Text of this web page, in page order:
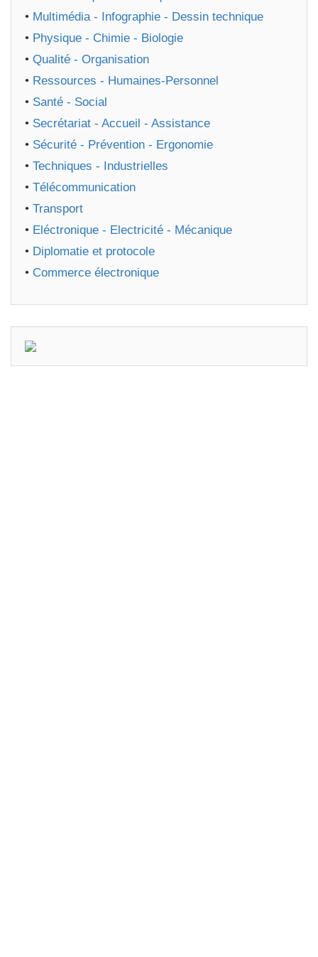
• Multimédia - Infographie - Dessin technique
• Physique - Chimie - Biologie
• Qualité - Organisation
• Ressources - Humaines-Personnel
• Santé - Social
• Secrétariat - Accueil - Assistance
• Sécurité - Prévention - Ergonomie
• Techniques - Industrielles
• Télécommunication
• Transport
• Eléctronique - Electricité - Mécanique
• Diplomatie et protocole
• Commerce électronique